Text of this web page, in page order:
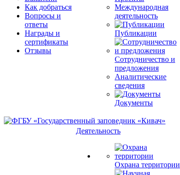
Как добраться
Вопросы и
ответы
Награды и
сертификаты
Отзывы
Международная
деятельность
Публикации
Сотрудничество и
предложения
Аналитические
сведения
Документы
Деятельность
Охрана территории